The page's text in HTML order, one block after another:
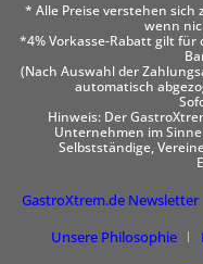
* Alle Preise verstehen
wenn
*4% Vorkasse-Rabatt gilt für
(Nach Auswahl der
automatisch
Hinweis: Der
Unternehmen im Sinne
Selbstständige,
GastroXtrem.de Newsletter
Unsere Philosophie